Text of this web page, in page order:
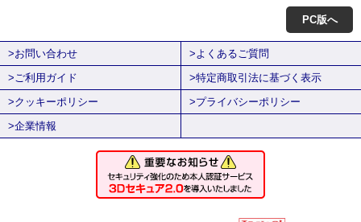
PC版へ
>お問い合わせ
>よくあるご質問
>ご利用ガイド
>特定商取引法に基づく表示
>クッキーポリシー
>プライバシーポリシー
>企業情報